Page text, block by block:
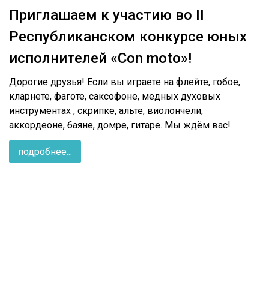
Приглашаем к участию во II
Республиканском конкурсе юных
исполнителей «Con moto»!
Дорогие друзья! Если вы играете на флейте, гобое,
кларнете, фаготе, саксофоне, медных духовых
инструментах , скрипке, альте, виолончели,
аккордеоне, баяне, домре, гитаре. Мы ждём вас!
подробнее...